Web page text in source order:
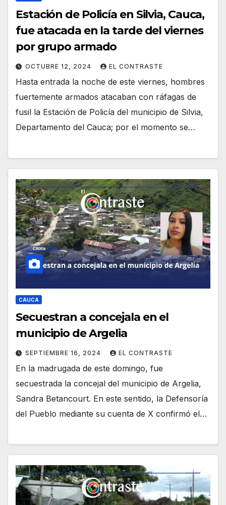
Estación de Policía en Silvia, Cauca,
fue atacada en la tarde del viernes
por grupo armado
OCTUBRE 12, 2024 EL CONTRASTE
Hasta entrada la noche de este viernes, hombres
fuertemente armados atacaban con ráfagas de
fusil la Estación de Policía del municipio de Silvia,
Departamento del Cauca; por el momento se…
CAUCA
Secuestran a concejala en el
municipio de Argelia
SEPTIEMBRE 16, 2024 EL CONTRASTE
En la madrugada de este domingo, fue
secuestrada la concejal del municipio de Argelia,
Sandra Betancourt. En este sentido, la Defensoría
del Pueblo mediante su cuenta de X confirmó el…